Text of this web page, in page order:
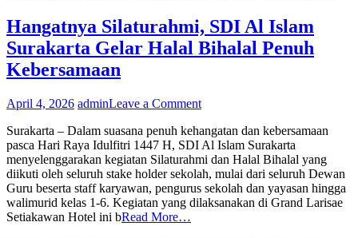
Hangatnya Silaturahmi, SDI Al Islam
Surakarta Gelar Halal Bihalal Penuh
Kebersamaan
April 4, 2026 adminLeave a Commenton
Silaturahmi,
SDI
Al
Islam
Surakarta
Gelar
Surakarta – Dalam suasana penuh kehangatan dan kebersamaan
pasca Hari Raya Idulfitri 1447 H, SDI Al Islam Surakarta
menyelenggarakan kegiatan Silaturahmi dan Halal Bihalal yang
diikuti oleh seluruh stake holder sekolah, mulai dari seluruh Dewan
Guru beserta staff karyawan, pengurus sekolah dan yayasan hingga
walimurid kelas 1-6. Kegiatan yang dilaksanakan di Grand Larisae
Setiakawan Hotel ini bRead More…